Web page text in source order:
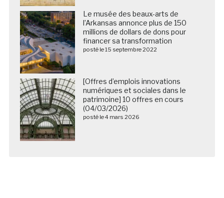
Le musée des beaux-arts de
l’Arkansas annonce plus de 150
millions de dollars de dons pour
financer sa transformation
posté le 15 septembre 2022
[Offres d’emplois innovations
numériques et sociales dans le
patrimoine] 10 offres en cours
(04/03/2026)
posté le 4 mars 2026